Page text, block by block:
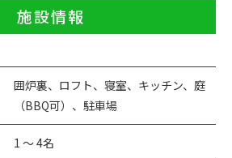
施設情報
囲炉裏、ロフト、寝室、キッチン、 庭
（BBQ可）、駐車場
1 ～ 4名